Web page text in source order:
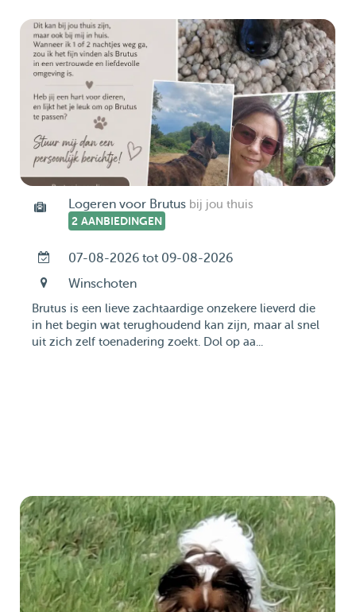
Logeren voor Brutus bij jou thuis
2 AANBIEDINGEN
07-08-2026 tot 09-08-2026
Winschoten
Brutus is een lieve zachtaardige onzekere lieverd die
in het begin wat terughoudend kan zijn, maar al snel
uit zich zelf toenadering zoekt. Dol op aa...